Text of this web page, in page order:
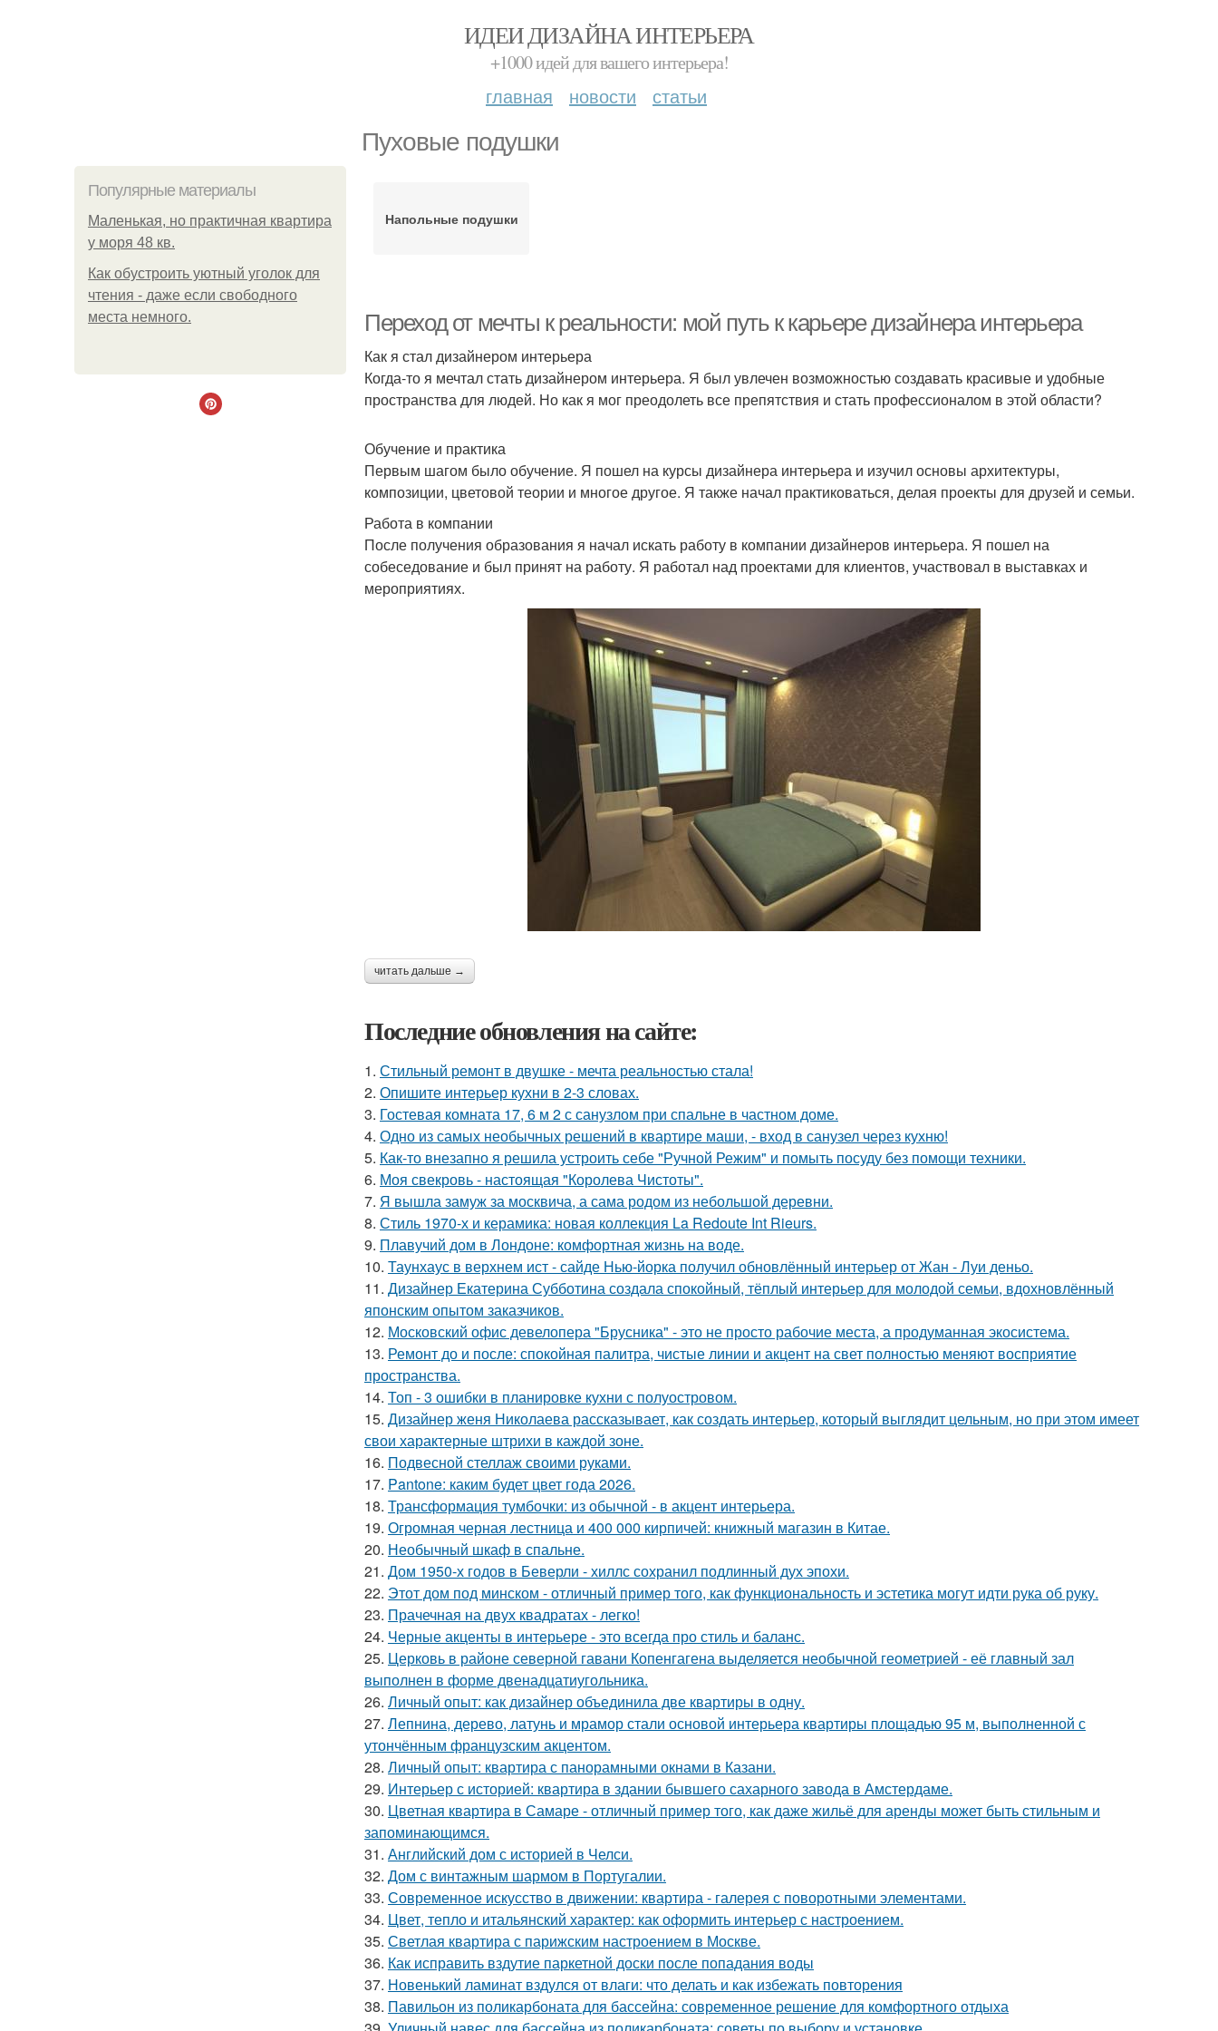
ИДЕИ ДИЗАЙНА ИНТЕРЬЕРА
+1000 идей для вашего интерьера!
главная новости статьи
Пуховые подушки
Популярные материалы
Маленькая, но практичная квартира
у моря 48 кв.
Как обустроить уютный уголок для
чтения - даже если свободного
места немного.
Напольные подушки
Переход от мечты к реальности: мой путь к карьере дизайнера интерьера
Как я стал дизайнером интерьера
Когда-то я мечтал стать дизайнером интерьера. Я был увлечен возможностью создавать красивые и удобные
пространства для людей. Но как я мог преодолеть все препятствия и стать профессионалом в этой области?
Обучение и практика
Первым шагом было обучение. Я пошел на курсы дизайнера интерьера и изучил основы архитектуры,
композиции, цветовой теории и многое другое. Я также начал практиковаться, делая проекты для друзей и семьи.
Работа в компании
После получения образования я начал искать работу в компании дизайнеров интерьера. Я пошел на
собеседование и был принят на работу. Я работал над проектами для клиентов, участвовал в выставках и
мероприятиях.
читать дальше →
Последние обновления на сайте:
1. Стильный ремонт в двушке - мечта реальностью стала!
2. Опишите интерьер кухни в 2-3 словах.
3. Гостевая комната 17, 6 м 2 с санузлом при спальне в частном доме.
4. Одно из самых необычных решений в квартире маши, - вход в санузел через кухню!
5. Как-то внезапно я решила устроить себе "Ручной Режим" и помыть посуду без помощи техники.
6. Моя свекровь - настоящая "Королева Чистоты".
7. Я вышла замуж за москвича, а сама родом из небольшой деревни.
8. Стиль 1970-х и керамика: новая коллекция La Redoute Int Rieurs.
9. Плавучий дом в Лондоне: комфортная жизнь на воде.
10. Таунхаус в верхнем ист - сайде Нью-йорка получил обновлённый интерьер от Жан - Луи деньо.
11. Дизайнер Екатерина Субботина создала спокойный, тёплый интерьер для молодой семьи, вдохновлённый
японским опытом заказчиков.
12. Московский офис девелопера "Брусника" - это не просто рабочие места, а продуманная экосистема.
13. Ремонт до и после: спокойная палитра, чистые линии и акцент на свет полностью меняют восприятие
пространства.
14. Топ - 3 ошибки в планировке кухни с полуостровом.
15. Дизайнер женя Николаева рассказывает, как создать интерьер, который выглядит цельным, но при этом имеет
свои характерные штрихи в каждой зоне.
16. Подвесной стеллаж своими руками.
17. Pantone: каким будет цвет года 2026.
18. Трансформация тумбочки: из обычной - в акцент интерьера.
19. Огромная черная лестница и 400 000 кирпичей: книжный магазин в Китае.
20. Необычный шкаф в спальне.
21. Дом 1950-х годов в Беверли - хиллс сохранил подлинный дух эпохи.
22. Этот дом под минском - отличный пример того, как функциональность и эстетика могут идти рука об руку.
23. Прачечная на двух квадратах - легко!
24. Черные акценты в интерьере - это всегда про стиль и баланс.
25. Церковь в районе северной гавани Копенгагена выделяется необычной геометрией - её главный зал
выполнен в форме двенадцатиугольника.
26. Личный опыт: как дизайнер объединила две квартиры в одну.
27. Лепнина, дерево, латунь и мрамор стали основой интерьера квартиры площадью 95 м, выполненной с
утончённым французским акцентом.
28. Личный опыт: квартира с панорамными окнами в Казани.
29. Интерьер с историей: квартира в здании бывшего сахарного завода в Амстердаме.
30. Цветная квартира в Самаре - отличный пример того, как даже жильё для аренды может быть стильным и
запоминающимся.
31. Английский дом с историей в Челси.
32. Дом с винтажным шармом в Португалии.
33. Современное искусство в движении: квартира - галерея с поворотными элементами.
34. Цвет, тепло и итальянский характер: как оформить интерьер с настроением.
35. Светлая квартира с парижским настроением в Москве.
36. Как исправить вздутие паркетной доски после попадания воды
37. Новенький ламинат вздулся от влаги: что делать и как избежать повторения
38. Павильон из поликарбоната для бассейна: современное решение для комфортного отдыха